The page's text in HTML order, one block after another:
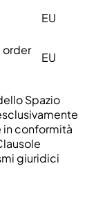
EU
order
EU
Spazio
in conformità
giuridici